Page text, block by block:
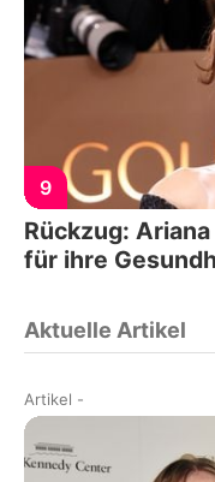
9
Rückzug:
für ihre
Aktuelle Artikel
Artikel -